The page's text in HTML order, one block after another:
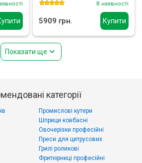
Купити
В наявності
5909 грн.
Показати ще
категорії
Промислові кутери
Шприци ковбасні
Овочерізки професійні
Преси для цитрусових
Грилі роликові
Фритюрниці професійні